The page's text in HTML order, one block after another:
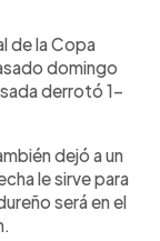
de la Copa
domingo
derrotó 1-
dejó a un
le sirve para
será en el